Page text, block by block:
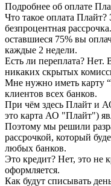
Подробнее об оплате
Что такое оплата Плайт?
безпроцентная
оставшиеся 75% вы
каждые 2 недели.
Есть ли переплата? Нет.
никаких скрытых
Мне нужно иметь карту
клиентов всех банков.
При чём здесь Плайт и
это карта АО "Плайт")
Поэтому мы решили
рассрочкой, который
любых банков.
Это кредит? Нет, это не
оформляется.
Как будут списывать